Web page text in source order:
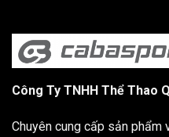
Công Ty TNHH Thể Thao
Chuyên cung cấp sản phẩm